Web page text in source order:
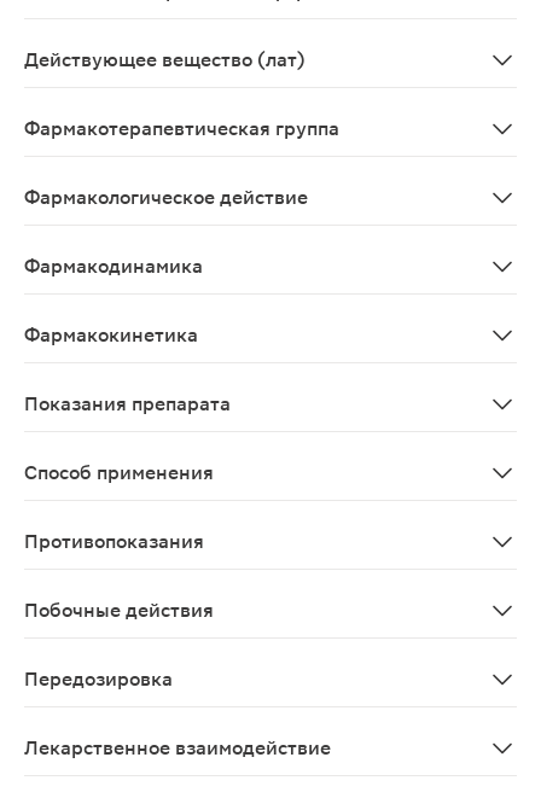
Действующее вещество (лат)
Фармакотерапевтическая группа
Фармакологическое действие
Фармакодинамика
Фармакокинетика
Показания препарата
Способ применения
Противопоказания
Побочные действия
Передозировка
Лекарственное взаимодействие